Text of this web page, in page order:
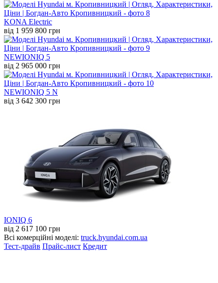
KONA Electric
від 1 959 800 грн
NEWIONIQ 5
від 2 965 000 грн
NEWIONIQ 5 N
від 3 642 300 грн
IONIQ 6
від 2 617 100 грн
Всі комерційні моделі: truck.hyundai.com.ua
Тест-драйв Прайс-лист Кредит